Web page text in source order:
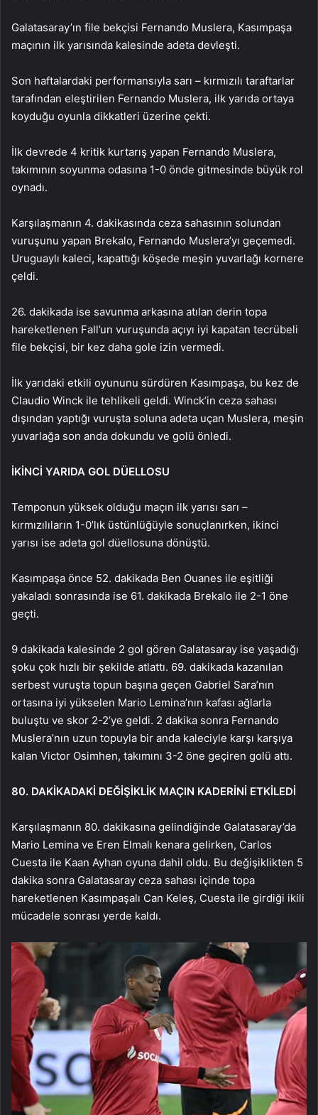
Galatasaray’ın file bekçisi Fernando Muslera, Kasımpaşa
maçının ilk yarısında kalesinde adeta devleşti.
Son haftalardaki performansıyla sarı – kırmızılı taraftarlar
tarafından eleştirilen Fernando Muslera, ilk yarıda ortaya
koyduğu oyunla dikkatleri üzerine çekti.
İlk devrede 4 kritik kurtarış yapan Fernando Muslera,
takımının soyunma odasına 1-0 önde gitmesinde büyük rol
oynadı.
Karşılaşmanın 4. dakikasında ceza sahasının solundan
vuruşunu yapan Brekalo, Fernando Muslera’yı geçemedi.
Uruguaylı kaleci, kapattığı köşede meşin yuvarlağı kornere
çeldi.
26. dakikada ise savunma arkasına atılan derin topa
hareketlenen Fall’un vuruşunda açıyı iyi kapatan tecrübeli
file bekçisi, bir kez daha gole izin vermedi.
İlk yarıdaki etkili oyununu sürdüren Kasımpaşa, bu kez de
Claudio Winck ile tehlikeli geldi. Winck’in ceza sahası
dışından yaptığı vuruşta soluna adeta uçan Muslera, meşin
yuvarlağa son anda dokundu ve golü önledi.
İKİNCİ YARIDA GOL DÜELLOSU
Temponun yüksek olduğu maçın ilk yarısı sarı –
kırmızılıların 1-0’lık üstünlüğüyle sonuçlanırken, ikinci
yarısı ise adeta gol düellosuna dönüştü.
Kasımpaşa önce 52. dakikada Ben Ouanes ile eşitliği
yakaladı sonrasında ise 61. dakikada Brekalo ile 2-1 öne
geçti.
9 dakikada kalesinde 2 gol gören Galatasaray ise yaşadığı
şoku çok hızlı bir şekilde atlattı. 69. dakikada kazanılan
serbest vuruşta topun başına geçen Gabriel Sara’nın
ortasına iyi yükselen Mario Lemina’nın kafası ağlarla
buluştu ve skor 2-2’ye geldi. 2 dakika sonra Fernando
Muslera’nın uzun topuyla bir anda kaleciyle karşı karşıya
kalan Victor Osimhen, takımını 3-2 öne geçiren golü attı.
80. DAKİKADAKİ DEĞİŞİKLİK MAÇIN KADERİNİ ETKİLEDİ
Karşılaşmanın 80. dakikasına gelindiğinde Galatasaray’da
Mario Lemina ve Eren Elmalı kenara gelirken, Carlos
Cuesta ile Kaan Ayhan oyuna dahil oldu. Bu değişiklikten 5
dakika sonra Galatasaray ceza sahası içinde topa
hareketlenen Kasımpaşalı Can Keleş, Cuesta ile girdiği ikili
mücadele sonrası yerde kaldı.